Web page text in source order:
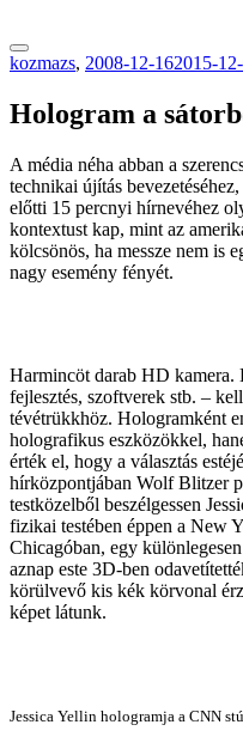
kozmazs, 2008-12-162015-
Hologram a
A média néha abban a
technikai újítás
előtti 15 percnyi hírnevéhez
kontextust kap, mint az
kölcsönös, ha messze nem is
nagy esemény fényét.
Harmincöt darab HD kamera.
fejlesztés, szoftverek stb. –
tévétrükkhöz. Hologramként
holografikus eszközökkel,
érték el, hogy a választás
hírközpontjában Wolf Blitzer
testközelből beszélgessen
fizikai testében éppen a New
Chicagóban, egy
aznap este 3D-ben
körülvevő kis kék körvonal
képet látunk.
Jessica Yellin hologramja a CNN